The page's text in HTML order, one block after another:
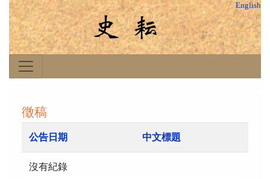
English
徵稿
公告日期 中文標題
沒有紀錄